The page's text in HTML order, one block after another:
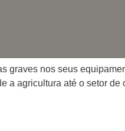
graves nos seus
agricultura até o setor